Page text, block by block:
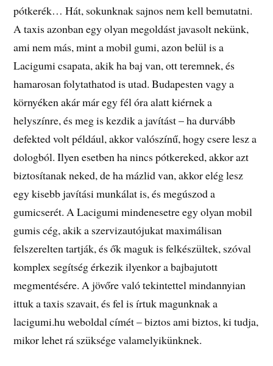
pótkerék… Hát, sokunknak sajnos nem kell bemutatni.
A taxis azonban egy olyan megoldást javasolt nekünk,
ami nem más, mint a mobil gumi, azon belül is a
Lacigumi csapata, akik ha baj van, ott teremnek, és
hamarosan folytathatod is utad. Budapesten vagy a
környéken akár már egy fél óra alatt kiérnek a
helyszínre, és meg is kezdik a javítást – ha durvább
defekted volt például, akkor valószínű, hogy csere lesz a
dologból. Ilyen esetben ha nincs pótkereked, akkor azt
biztosítanak neked, de ha mázlid van, akkor elég lesz
egy kisebb javítási munkálat is, és megúszod a
gumicserét. A Lacigumi mindenesetre egy olyan mobil
gumis cég, akik a szervizautójukat maximálisan
felszerelten tartják, és ők maguk is felkészültek, szóval
komplex segítség érkezik ilyenkor a bajbajutott
megmentésére. A jövőre való tekintettel mindannyian
ittuk a taxis szavait, és fel is írtuk magunknak a
lacigumi.hu weboldal címét – biztos ami biztos, ki tudja,
mikor lehet rá szüksége valamelyikünknek.